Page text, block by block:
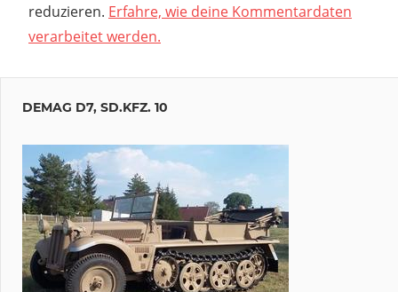
reduzieren. Erfahre, wie deine Kommentardaten
verarbeitet werden.
DEMAG D7, SD.KFZ. 10